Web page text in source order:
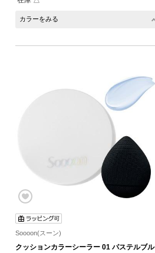
カラーをみる
Soooon(スーン)
クッションカラーシーラー 01 パステルブル